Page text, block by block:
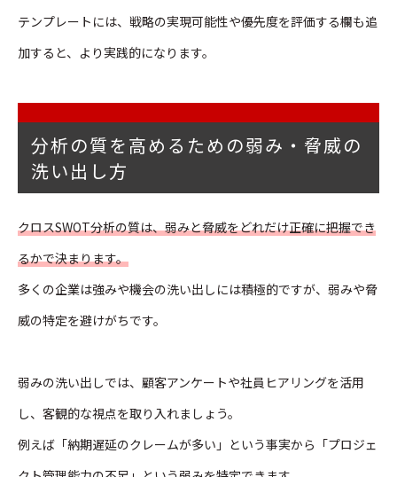
テンプレートには、戦略の実現可能性や優先度を評価する欄も追
加すると、より実践的になります。
分析の質を高めるための弱み・脅威の
洗い出し方
クロスSWOT分析の質は、弱みと脅威をどれだけ正確に把握でき
るかで決まります。
多くの企業は強みや機会の洗い出しには積極的ですが、弱みや脅
威の特定を避けがちです。
弱みの洗い出しでは、顧客アンケートや社員ヒアリングを活用
し、客観的な視点を取り入れましょう。
例えば「納期遅延のクレームが多い」という事実から「プロジェ